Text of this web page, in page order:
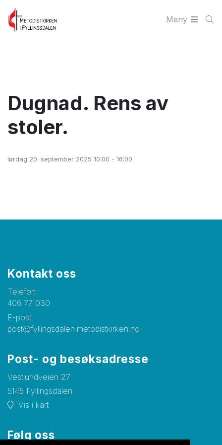
Meny
Dugnad. Rens av
stoler.
lørdag 20. september 2025 10:00 - 16:00
Kontakt oss
Telefon:
406 77 030
E-post:
post@fyllingsdalen.metodistkirken.no
Post- og besøksadresse
Vestlundveien 27
5145 Fyllingsdalen
Vis i kart
Følg oss